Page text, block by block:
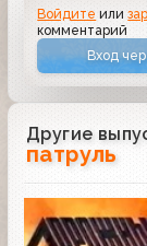
Войдите или
комментарий
Вход
Другие
патруль